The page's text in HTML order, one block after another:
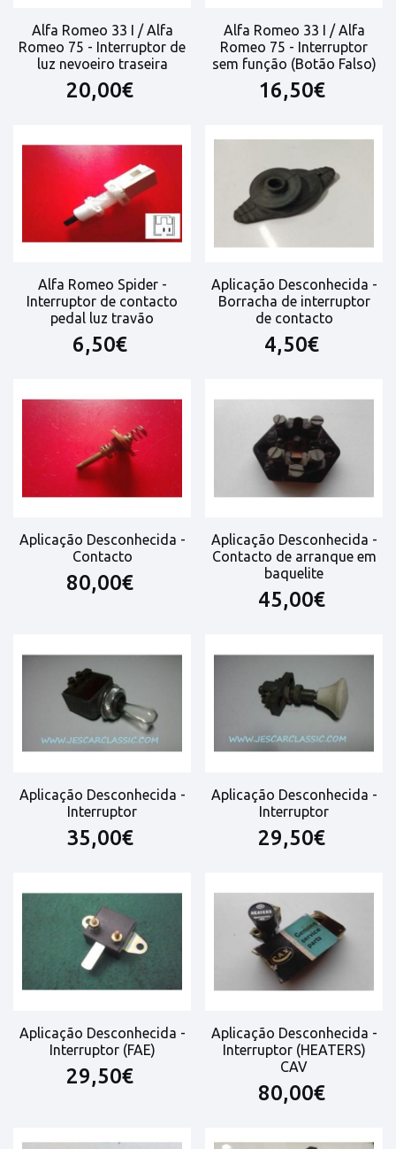
Alfa Romeo 33 I / Alfa
Romeo 75 - Interruptor de
luz nevoeiro traseira
20,00€
Alfa Romeo 33 I / Alfa
Romeo 75 - Interruptor
sem função (Botão Falso)
16,50€
Alfa Romeo Spider -
Interruptor de contacto
pedal luz travão
6,50€
Aplicação Desconhecida -
Borracha de interruptor
de contacto
4,50€
Aplicação Desconhecida -
Contacto
80,00€
Aplicação Desconhecida -
Contacto de arranque em
baquelite
45,00€
Aplicação Desconhecida -
Interruptor
35,00€
Aplicação Desconhecida -
Interruptor
29,50€
Aplicação Desconhecida -
Interruptor (FAE)
29,50€
Aplicação Desconhecida -
Interruptor (HEATERS)
CAV
80,00€